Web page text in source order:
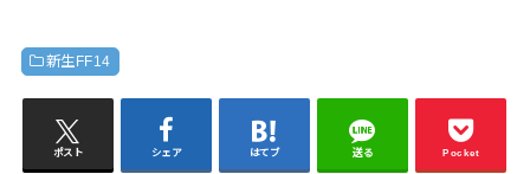
新生FF14
ポスト シェア はてブ 送る Pocket